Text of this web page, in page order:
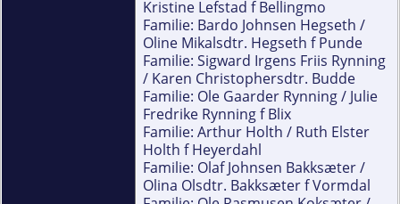
Kristine Lefstad f Bellingmo
Familie: Bardo Johnsen Hegseth /
Oline Mikalsdtr. Hegseth f Punde
Familie: Sigward Irgens Friis Rynning
/ Karen Christophersdtr. Budde
Familie: Ole Gaarder Rynning / Julie
Fredrike Rynning f Blix
Familie: Arthur Holth / Ruth Elster
Holth f Heyerdahl
Familie: Olaf Johnsen Bakksæter /
Olina Olsdtr. Bakksæter f Vormdal